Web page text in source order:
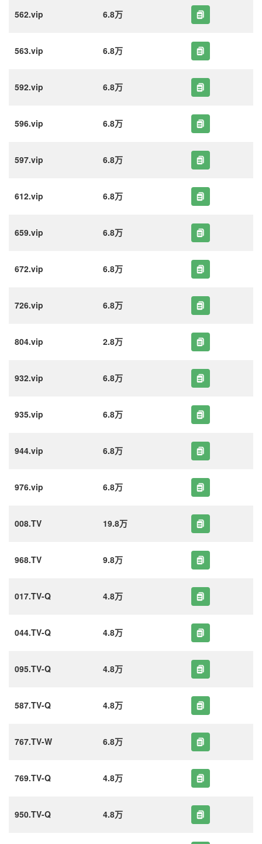
562.vip 6.8万
563.vip 6.8万
592.vip 6.8万
596.vip 6.8万
597.vip 6.8万
612.vip 6.8万
659.vip 6.8万
672.vip 6.8万
726.vip 6.8万
804.vip 2.8万
932.vip 6.8万
935.vip 6.8万
944.vip 6.8万
976.vip 6.8万
008.TV 19.8万
968.TV 9.8万
017.TV-Q 4.8万
044.TV-Q 4.8万
095.TV-Q 4.8万
587.TV-Q 4.8万
767.TV-W 6.8万
769.TV-Q 4.8万
950.TV-Q 4.8万